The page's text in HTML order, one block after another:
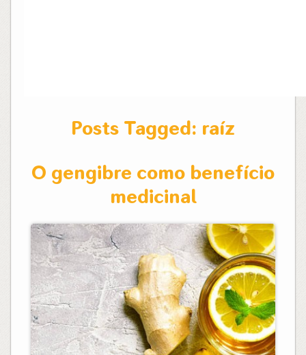
Posts Tagged: raíz
O gengibre como benefício
medicinal